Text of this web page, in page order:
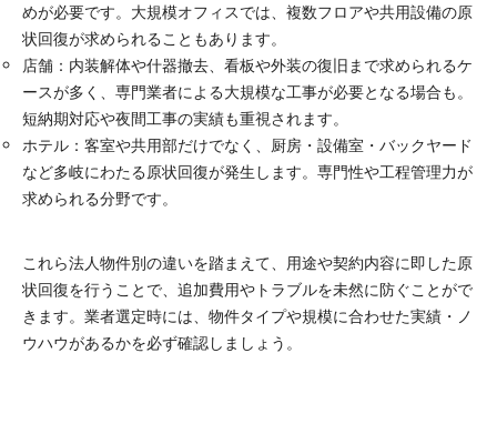
めが必要です。大規模オフィスでは、複数フロアや共用設備の原
状回復が求められることもあります。
店舗：内装解体や什器撤去、看板や外装の復旧まで求められるケ
ースが多く、専門業者による大規模な工事が必要となる場合も。
短納期対応や夜間工事の実績も重視されます。
ホテル：客室や共用部だけでなく、厨房・設備室・バックヤード
など多岐にわたる原状回復が発生します。専門性や工程管理力が
求められる分野です。
これら法人物件別の違いを踏まえて、用途や契約内容に即した原
状回復を行うことで、追加費用やトラブルを未然に防ぐことがで
きます。業者選定時には、物件タイプや規模に合わせた実績・ノ
ウハウがあるかを必ず確認しましょう。